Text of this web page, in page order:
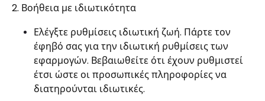
2. Βοήθεια με ιδιωτικότητα
Ελέγξτε ρυθμίσεις ιδιωτική ζωή. Πάρτε τον
έφηβό σας για την ιδιωτική ρυθμίσεις των
εφαρμογών. Βεβαιωθείτε ότι έχουν ρυθμιστεί
έτσι ώστε οι προσωπικές πληροφορίες να
διατηρούνται ιδιωτικές.